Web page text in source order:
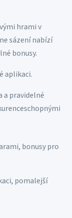
hrami v
sázení nabízí
bonusy.
aplikaci.
a pravidelné
bonusy pro
pomalejší